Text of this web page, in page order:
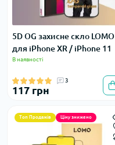
5D OG захисне скло LOMO
для iPhone XR / iPhone 11
В наявності
3
117 грн
Топ Продажів Ціну знижено